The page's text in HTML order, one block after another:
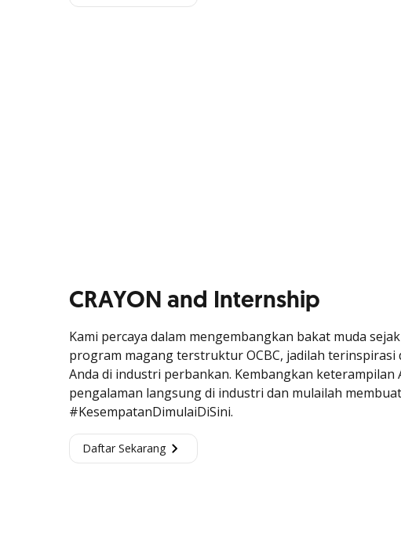
CRAYON and Internship
Kami percaya dalam mengembangkan bakat muda
program magang terstruktur OCBC, jadilah terinspirasi
Anda di industri perbankan. Kembangkan keterampilan
pengalaman langsung di industri dan mulailah
#KesempatanDimulaiDiSini.
Daftar Sekarang